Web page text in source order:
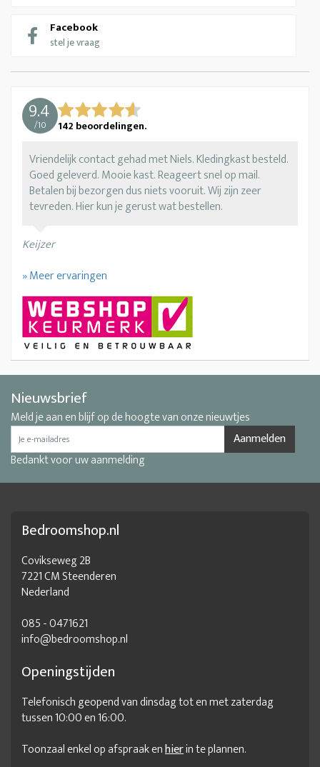
Facebook
stel je vraag
9.4
/10 142 beoordelingen.
Vriendelijk contact gehad met Niels. Kledingkast besteld.
Goed geleverd. Mooie kast. Reageert snel op mail.
Betalen bij bezorgen dus niets vooruit. Wij zijn zeer
tevreden. Hier kun je gerust wat bestellen.
Keijzer
» Meer ervaringen
Nieuwsbrief
Meld je aan en blijf op de hoogte van onze nieuwtjes
Aanmelden
Bedankt voor uw aanmelding
Bedroomshop.nl
Covikseweg 2B
7221 CM Steenderen
Nederland
085 - 0471621
info@bedroomshop.nl
Openingstijden
Telefonisch geopend van dinsdag tot en met zaterdag
tussen 10:00 en 16:00.
Toonzaal enkel op afspraak enhierin te plannen.